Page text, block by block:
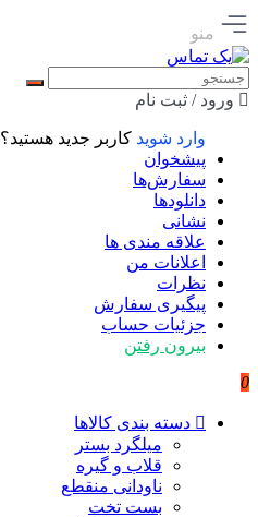
منو
ورود / ثبت نام
وارد شوید کاربر جدید هستید؟
پیشخوان
سفارش‌ها
دانلودها
نشانی
علاقه مندی ها
اعلانات من
نظرات
پیگیری سفارش
جزئیات حساب
بیرون رفتن
0
دسته بندی کالاها
میلگرد بستر
قلاب و گیره
ناودانی منقطع
بست تخت